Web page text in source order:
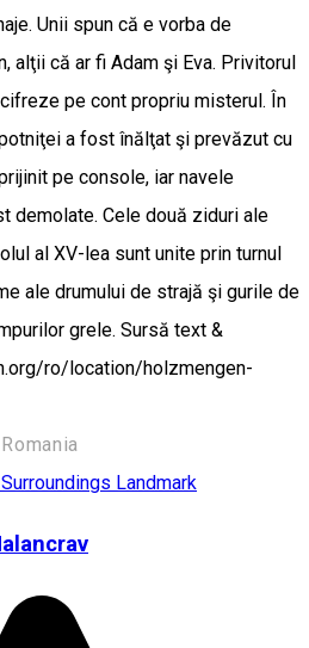
Unii spun că e vorba de
alţii că ar fi Adam şi Eva. Privitorul
pe cont propriu misterul. În
a fost înălţat şi prevăzut cu
pe console, iar navele
demolate. Cele două ziduri ale
al XV-lea sunt unite prin turnul
ale drumului de strajă şi gurile de
grele. Sursă text &
ro/location/holzmengen-
Landmark